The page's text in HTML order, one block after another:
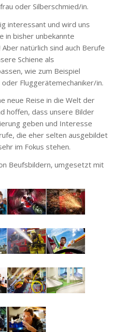
oder Silberschmied/in.
interessant und wird uns
in bisher unbekannte
natürlich sind auch Berufe
Schiene als
wie zum Beispiel
Fluggerätemechaniker/in.
neue Reise in die Welt der
hoffen, dass unsere Bilder
geben und Interesse
die eher selten ausgebildet
im Fokus stehen.
Beufsbildern, umgesetzt mit